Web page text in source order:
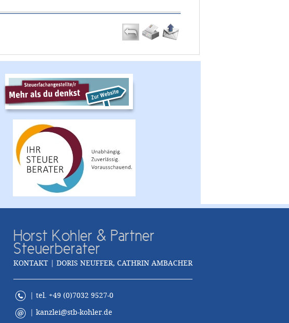
Horst Kohler & Partner
Steuerberater
KONTAKT | DORIS NEUFFER, CATHRIN AMBACHER
| tel. +49 (0)7032 9527-0
kanzlei@stb-kohler.de